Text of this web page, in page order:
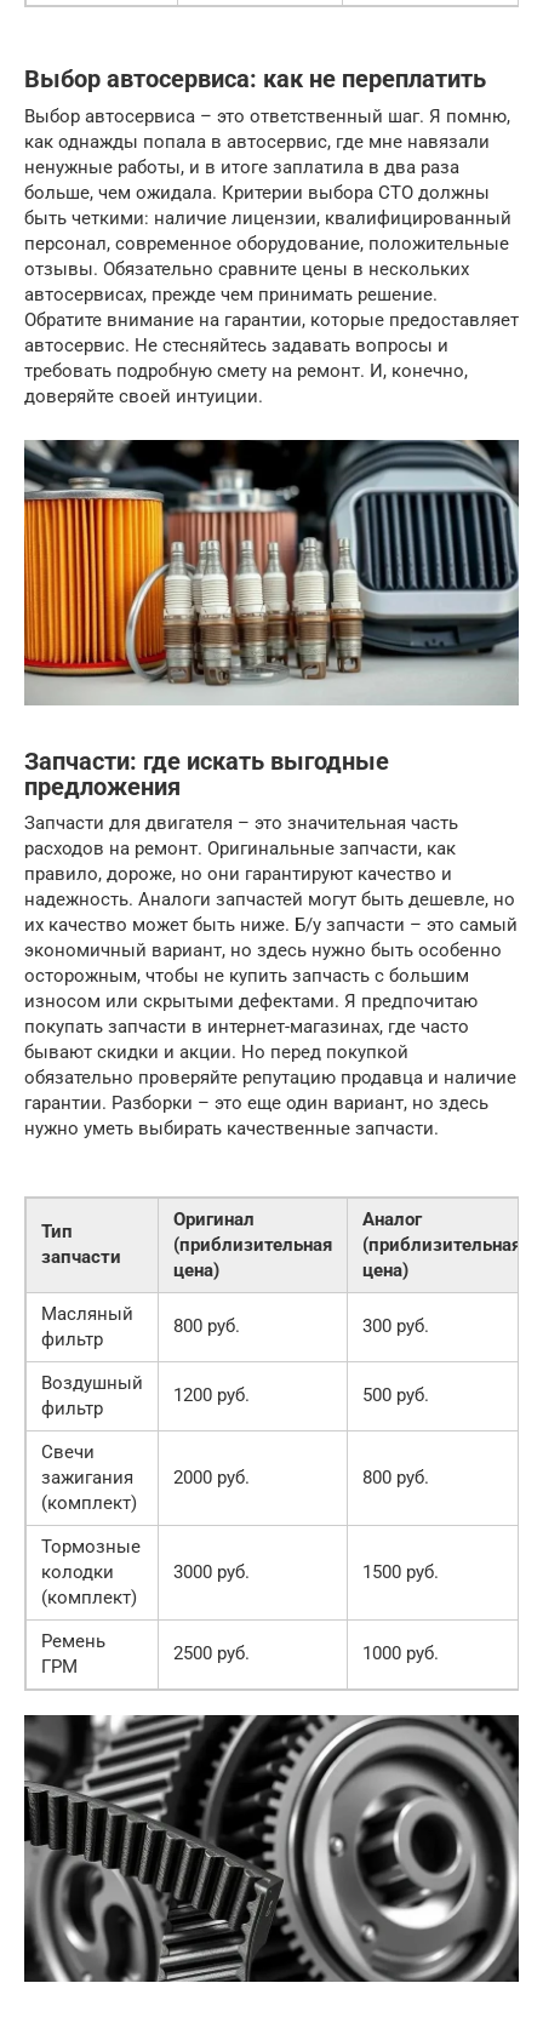
Выбор автосервиса: как не переплатить
Выбор автосервиса – это ответственный шаг. Я помню,
как однажды попала в автосервис, где мне навязали
ненужные работы, и в итоге заплатила в два раза
больше, чем ожидала. Критерии выбора СТО должны
быть четкими: наличие лицензии, квалифицированный
персонал, современное оборудование, положительные
отзывы. Обязательно сравните цены в нескольких
автосервисах, прежде чем принимать решение.
Обратите внимание на гарантии, которые предоставляет
автосервис. Не стесняйтесь задавать вопросы и
требовать подробную смету на ремонт. И, конечно,
доверяйте своей интуиции.
Запчасти: где искать выгодные
предложения
Запчасти для двигателя – это значительная часть
расходов на ремонт. Оригинальные запчасти, как
правило, дороже, но они гарантируют качество и
надежность. Аналоги запчастей могут быть дешевле, но
их качество может быть ниже. Б/у запчасти – это самый
экономичный вариант, но здесь нужно быть особенно
осторожным, чтобы не купить запчасть с большим
износом или скрытыми дефектами. Я предпочитаю
покупать запчасти в интернет-магазинах, где часто
бывают скидки и акции. Но перед покупкой
обязательно проверяйте репутацию продавца и наличие
гарантии. Разборки – это еще один вариант, но здесь
нужно уметь выбирать качественные запчасти.
Тип
запчасти
Оригинал
(приблизительная
цена)
Аналог
(приблизительная
цена)
Масляный
фильтр
800 руб. 300 руб.
Воздушный
фильтр
1200 руб. 500 руб.
Свечи
зажигания
(комплект)
2000 руб. 800 руб.
Тормозные
колодки
(комплект)
3000 руб. 1500 руб.
Ремень
ГРМ
2500 руб. 1000 руб.